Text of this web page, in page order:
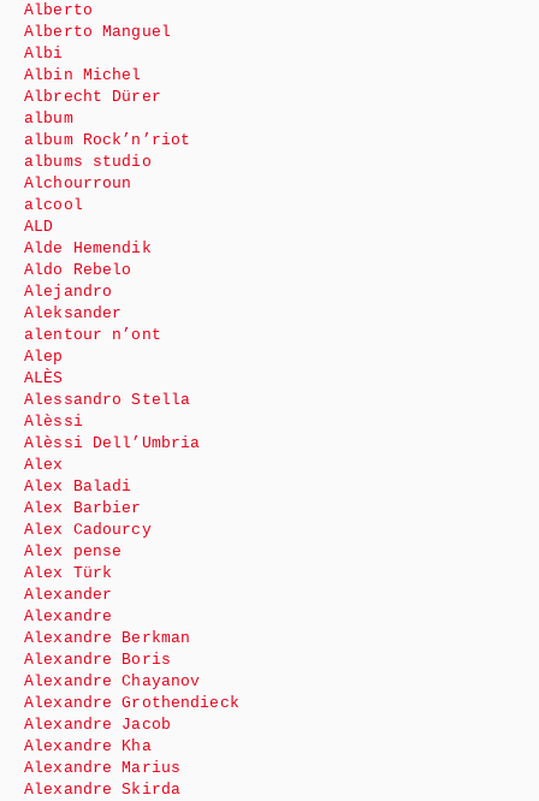
Alberto
Alberto Manguel
Albi
Albin Michel
Albrecht Dürer
album
album Rock’n’riot
albums studio
Alchourroun
alcool
ALD
Alde Hemendik
Aldo Rebelo
Alejandro
Aleksander
alentour n’ont
Alep
ALÈS
Alessandro Stella
Alèssi
Alèssi Dell’Umbria
Alex
Alex Baladi
Alex Barbier
Alex Cadourcy
Alex pense
Alex Türk
Alexander
Alexandre
Alexandre Berkman
Alexandre Boris
Alexandre Chayanov
Alexandre Grothendieck
Alexandre Jacob
Alexandre Kha
Alexandre Marius
Alexandre Skirda